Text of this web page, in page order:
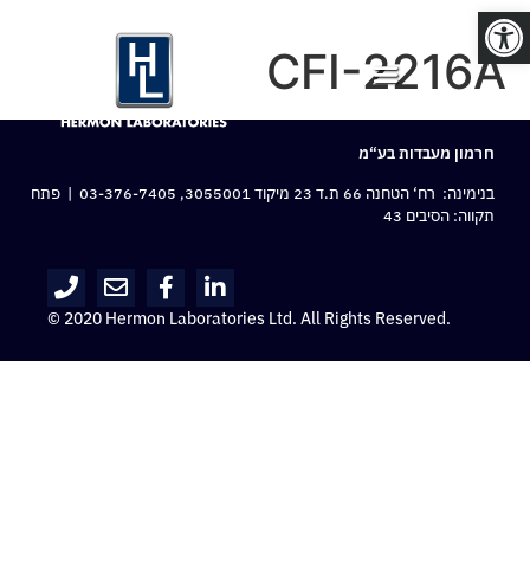
פתח סרגל נגישות
CFI-2216A
חרמון מעבדות בע“מ
בנימינה: רח‘ הטחנה 66 ת.ד 23 מיקוד 3055001,
03-376-7405 | פתח
תקווה: הסיבים 43
© 2020 Hermon Laboratories Ltd. All Rights Reserved.